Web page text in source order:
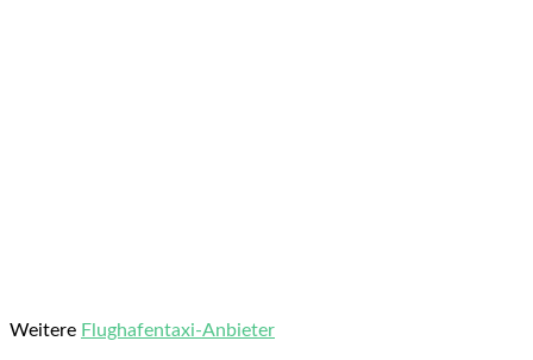
Weitere Flughafentaxi-Anbieter